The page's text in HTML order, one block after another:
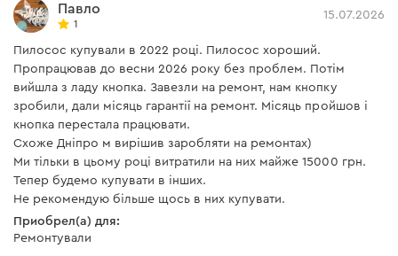
Павло
1
15.07.2026
Пилосос купували в 2022 році. Пилосос хороший.
Пропрацював до весни 2026 року без проблем. Потім
вийшла з ладу кнопка. Завезли на ремонт, нам кнопку
зробили, дали місяць гарантії на ремонт. Місяць пройшов і
кнопка перестала працювати.
Схоже Дніпро м вирішив заробляти на ремонтах)
Ми тільки в цьому році витратили на них майже 15000 грн.
Тепер будемо купувати в інших.
Не рекомендую більше щось в них купувати.
Приобрел(а) для:
Ремонтували